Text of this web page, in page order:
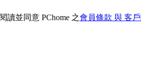
讀並同意 PChome 之會員條款 與 客